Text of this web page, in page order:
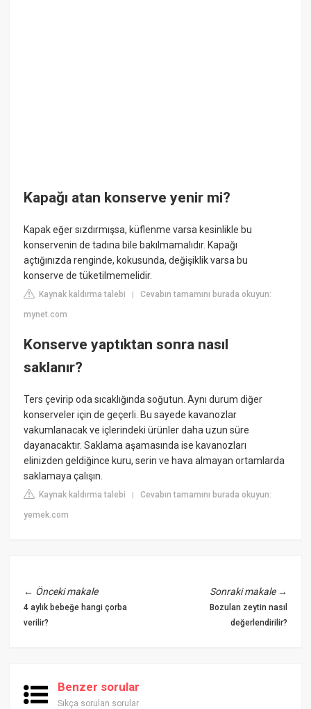
Kapağı atan konserve yenir mi?
Kapak eğer sızdırmışsa, küflenme varsa kesinlikle bu
konservenin de tadına bile bakılmamalıdır. Kapağı
açtığınızda renginde, kokusunda, değişiklik varsa bu
konserve de tüketilmemelidir.
Kaynak kaldırma talebi |Cevabın tamamını burada okuyun:
mynet.com
Konserve yaptıktan sonra nasıl
saklanır?
Ters çevirip oda sıcaklığında soğutun. Aynı durum diğer
konserveler için de geçerli. Bu sayede kavanozlar
vakumlanacak ve içlerindeki ürünler daha uzun süre
dayanacaktır. Saklama aşamasında ise kavanozları
elinizden geldiğince kuru, serin ve hava almayan ortamlarda
saklamaya çalışın.
Kaynak kaldırma talebi |Cevabın tamamını burada okuyun:
yemek.com
← Önceki makale
4 aylık bebeğe hangi çorba
verilir?
Sonraki makale→
Bozulan zeytin nasıl
değerlendirilir?
Benzer sorular
Sıkça sorulan sorular